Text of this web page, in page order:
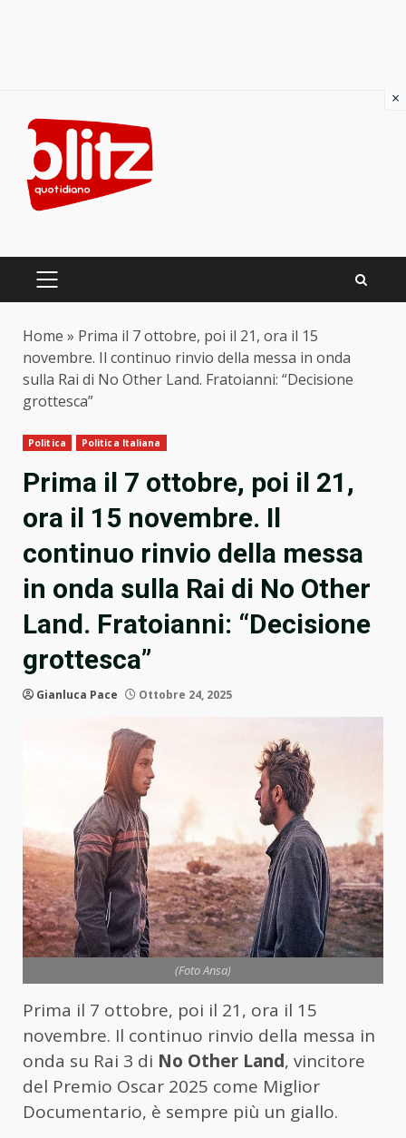
content
PRIMARY
Home » Prima il 7 ottobre, poi il 21, ora il 15
novembre. Il continuo rinvio della messa in onda
sulla Rai di No Other Land. Fratoianni: “Decisione
grottesca”
Politica Politica Italiana
Prima il 7 ottobre, poi il 21,
ora il 15 novembre. Il
continuo rinvio della messa
in onda sulla Rai di No Other
Land. Fratoianni: “Decisione
grottesca”
Gianluca Pace Ottobre 24, 2025
(Foto Ansa)
Prima il 7 ottobre, poi il 21, ora il 15
novembre. Il continuo rinvio della messa in
onda su Rai 3 di No Other Land, vincitore
del Premio Oscar 2025 come Miglior
Documentario, è sempre più un giallo.
×